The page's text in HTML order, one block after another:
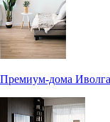
Премиум-дома Иволга